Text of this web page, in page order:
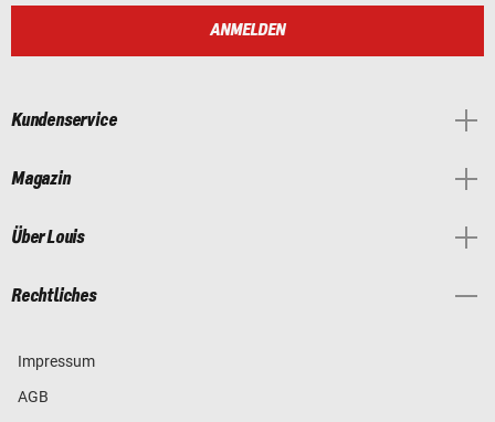
ANMELDEN
Kundenservice
Magazin
Über Louis
Rechtliches
Impressum
AGB